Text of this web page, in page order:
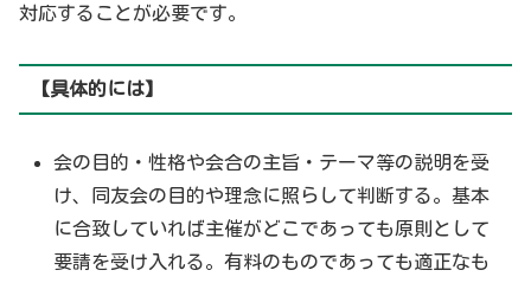
対応することが必要です。
【具体的には】
会の目的・性格や会合の主旨・テーマ等の説明を受
け、同友会の目的や理念に照らして判断する。基本
に合致していれば主催がどこであっても原則として
要請を受け入れる。有料のものであっても適正なも